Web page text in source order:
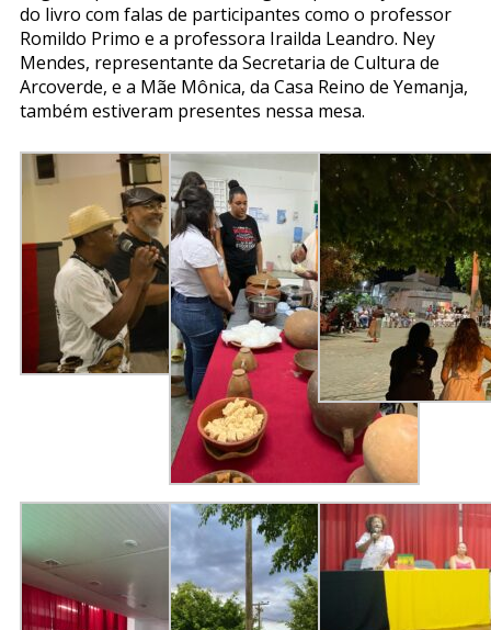
do livro com falas de participantes como o professor
Romildo Primo e a professora Irailda Leandro. Ney
Mendes, representante da Secretaria de Cultura de
Arcoverde, e a Mãe Mônica, da Casa Reino de Yemanja,
também estiveram presentes nessa mesa.